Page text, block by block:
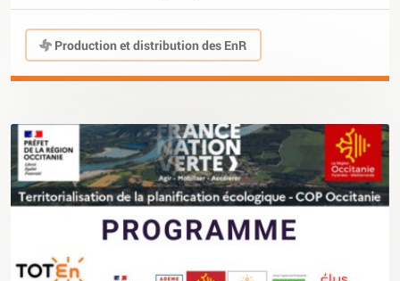
Production et distribution des EnR